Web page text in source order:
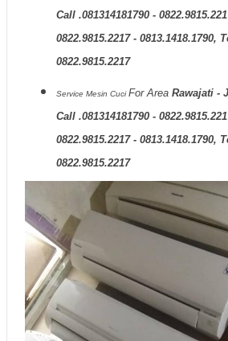
Call .081314181790 -
0822.9815.2217 - 0813.1418.1790,
0822.9815.2217
Service Mesin CuciFor Area Rawajati -
Call .081314181790 -
0822.9815.2217 - 0813.1418.1790,
0822.9815.2217